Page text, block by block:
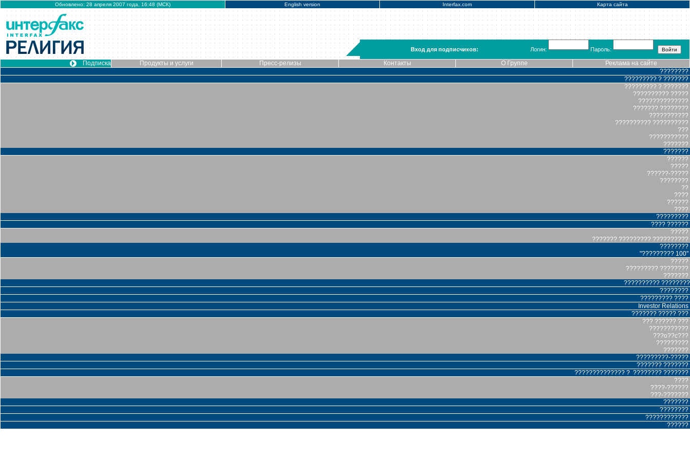
Обновлено: 28 апреля 2007 года, 16:48 (МСК) English version Interfax.com Карта сайта
Вход для подписчиков: Логин: Пароль:
Подписка Продукты и услуги Пресс-релизы Контакты О Группе
Реклама на сайте
????????
????????? ? ???????
????????? ? ???????
?????????? ?????
??????????????
??????? ????????
???????????
?????????? ??????????
???
???????????
???????
???????
??????
?????
??????-?????
????????
??
????
??????
????
?????????
???? ??????
?????
??????? ????????? ??????????
????????
"????????? 100"
?????
????????? ????????
???????
?????????? ????????
????????
????????? ????
Investor Relations
??????? ????? ???
??? ?????? ???
???????????
???o??c???
?????????
???????
?????????-?????
??????? ???????
?????????????? ? ???????? ???????
????
????-??????
???-???????
???????
????????
????????????
??????